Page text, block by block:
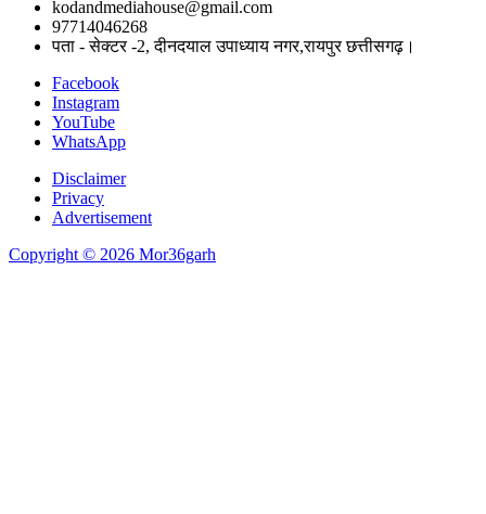
kodandmediahouse@gmail.com
97714046268
पता - सेक्टर -2, दीनदयाल उपाध्याय नगर,रायपुर छत्तीसगढ़।
Facebook
Instagram
YouTube
WhatsApp
Disclaimer
Privacy
Advertisement
Copyright © 2026 Mor36garh